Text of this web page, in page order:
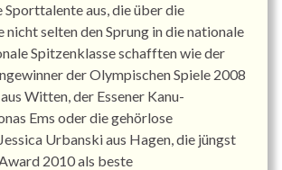
aus, die über die
nicht selten den Sprung in die nationale
Spitzenklasse schafften wie der
der Olympischen Spiele 2008
Witten, der Essener Kanu-
Ems oder die gehörlose
Urbanski aus Hagen, die jüngst
2010 als beste